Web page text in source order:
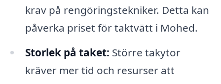
krav på rengöringstekniker. Detta kan
påverka priset för taktvätt i Mohed.
Storlek på taket: Större takytor
kräver mer tid och resurser att